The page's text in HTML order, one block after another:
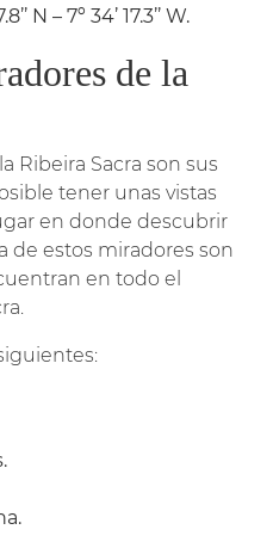
N – 7º 34’ 17.3’’ W.
de la
Ribeira Sacra son sus
tener unas vistas
en donde descubrir
de estos miradores son
en todo el